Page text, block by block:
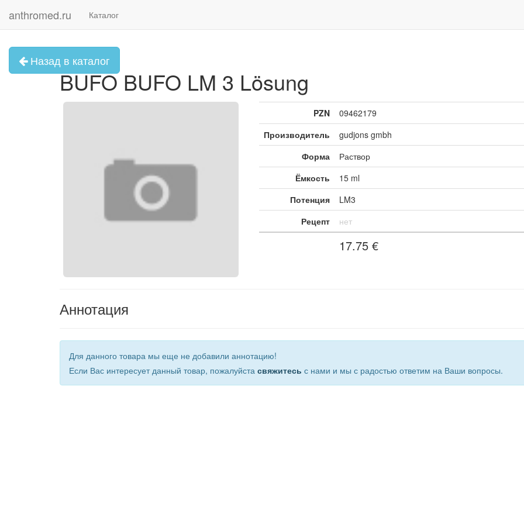
anthromed.ru Каталог
Назад в каталог
BUFO BUFO LM 3 Lösung
PZN
09462179
Производитель
gudjons gmbh
Форма
Раствор
Ёмкость
15 ml
Потенция
LM3
Рецепт
нет
17.75 €
Аннотация
Для данного товара мы еще не добавили аннотацию!
Если Вас интересует данный товар, пожалуйста свяжитесь с нами и мы с радостью ответим на Ваши вопросы.